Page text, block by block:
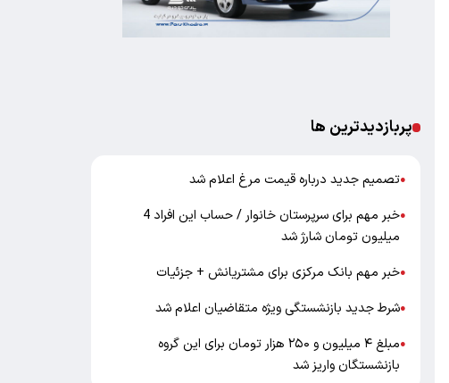
پربازدیدترین ها
●تصمیم جدید درباره قیمت مرغ اعلام شد
●
خبر مهم برای سرپرستان خانوار / حساب این افراد 4
میلیون تومان شارژ شد
●خبر مهم بانک مرکزی برای مشتریانش + جزئیات
●شرط جدید بازنشستگی ویژه متقاضیان اعلام شد
●
مبلغ ۴ میلیون و ۲۵۰ هزار تومان برای این گروه
بازنشستگان واریز شد